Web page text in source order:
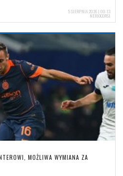
5 SIERPNIA 2026 | 00:13
NERIOCORSI
MOŻLIWA WYMIANA ZA